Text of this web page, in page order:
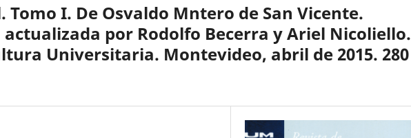
Tomo I. De Osvaldo Mntero de San Vicente.
actualizada por Rodolfo Becerra y Ariel Nicoliello.
Universitaria. Montevideo, abril de 2015. 280